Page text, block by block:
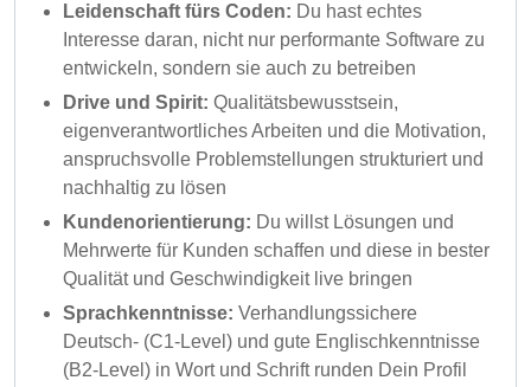
Leidenschaft fürs Coden: Du hast echtes
Interesse daran, nicht nur performante Software zu
entwickeln, sondern sie auch zu betreiben
Drive und Spirit: Qualitätsbewusstsein,
eigenverantwortliches Arbeiten und die Motivation,
anspruchsvolle Problemstellungen strukturiert und
nachhaltig zu lösen
Kundenorientierung: Du willst Lösungen und
Mehrwerte für Kunden schaffen und diese in bester
Qualität und Geschwindigkeit live bringen
Sprachkenntnisse: Verhandlungssichere
Deutsch- (C1-Level) und gute Englischkenntnisse
(B2-Level) in Wort und Schrift runden Dein Profil